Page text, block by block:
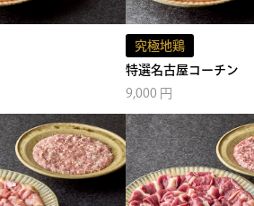
究極地鶏
特選名古屋コーチン
9,000 円